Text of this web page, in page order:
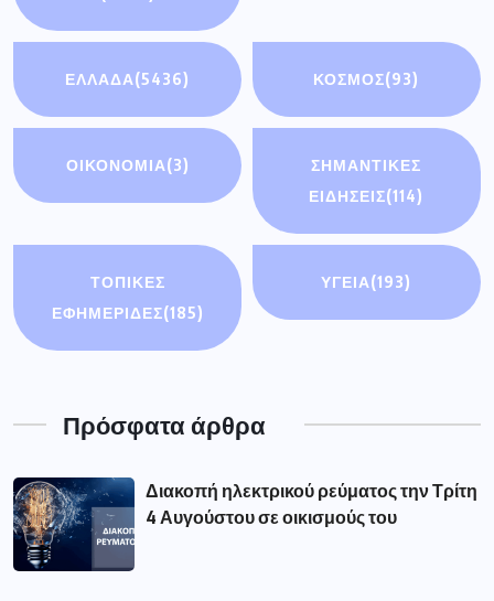
ΕΛΛΑΔΑ(5436) ΚΟΣΜΟΣ(93)
ΟΙΚΟΝΟΜΊΑ(3)
ΣΗΜΑΝΤΙΚΈΣ
ΕΙΔΉΣΕΙΣ(114)
ΤΟΠΙΚΕΣ
ΕΦΗΜΕΡΙΔΕΣ(185)
ΥΓΕΙΑ(193)
Πρόσφατα άρθρα
Διακοπή ηλεκτρικού ρεύματος την Τρίτη
4 Αυγούστου σε οικισμούς του